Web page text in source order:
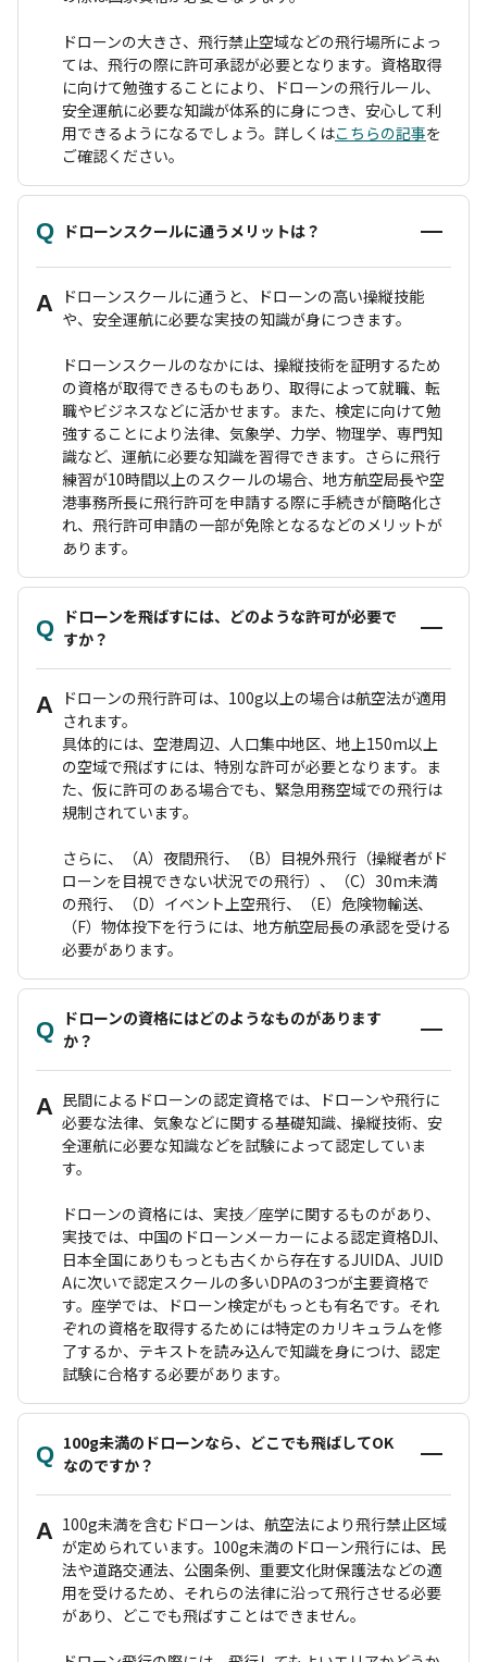
ドローンの大きさ、飛行禁止空域などの飛行場所によっ
ては、飛行の際に許可承認が必要となります。資格取得
に向けて勉強することにより、ドローンの飛行ルール、
安全運航に必要な知識が体系的に身につき、安心して利
用できるようになるでしょう。詳しくはこちらの記事を
ご確認ください。
Q ドローンスクールに通うメリットは？
A ドローンスクールに通うと、ドローンの高い操縦技能
や、安全運航に必要な実技の知識が身につきます。
ドローンスクールのなかには、操縦技術を証明するため
の資格が取得できるものもあり、取得によって就職、転
職やビジネスなどに活かせます。また、検定に向けて勉
強することにより法律、気象学、力学、物理学、専門知
識など、運航に必要な知識を習得できます。さらに飛行
練習が10時間以上のスクールの場合、地方航空局長や空
港事務所長に飛行許可を申請する際に手続きが簡略化さ
れ、飛行許可申請の一部が免除となるなどのメリットが
あります。
Q ドローンを飛ばすには、どのような許可が必要で
すか？
A ドローンの飛行許可は、100g以上の場合は航空法が適用
されます。
具体的には、空港周辺、人口集中地区、地上150m以上
の空域で飛ばすには、特別な許可が必要となります。ま
た、仮に許可のある場合でも、緊急用務空域での飛行は
規制されています。
さらに、（A）夜間飛行、（B）目視外飛行（操縦者がド
ローンを目視できない状況での飛行）、（C）30m未満
の飛行、（D）イベント上空飛行、（E）危険物輸送、
（F）物体投下を行うには、地方航空局長の承認を受ける
必要があります。
Q ドローンの資格にはどのようなものがあります
か？
A 民間によるドローンの認定資格では、ドローンや飛行に
必要な法律、気象などに関する基礎知識、操縦技術、安
全運航に必要な知識などを試験によって認定していま
す。
ドローンの資格には、実技／座学に関するものがあり、
実技では、中国のドローンメーカーによる認定資格DJI、
日本全国にありもっとも古くから存在するJUIDA、JUID
Aに次いで認定スクールの多いDPAの3つが主要資格で
す。座学では、ドローン検定がもっとも有名です。それ
ぞれの資格を取得するためには特定のカリキュラムを修
了するか、テキストを読み込んで知識を身につけ、認定
試験に合格する必要があります。
Q 100g未満のドローンなら、どこでも飛ばしてOK
なのですか？
A 100g未満を含むドローンは、航空法により飛行禁止区域
が定められています。100g未満のドローン飛行には、民
法や道路交通法、公園条例、重要文化財保護法などの適
用を受けるため、それらの法律に沿って飛行させる必要
があり、どこでも飛ばすことはできません。